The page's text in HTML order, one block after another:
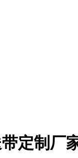
定制厂